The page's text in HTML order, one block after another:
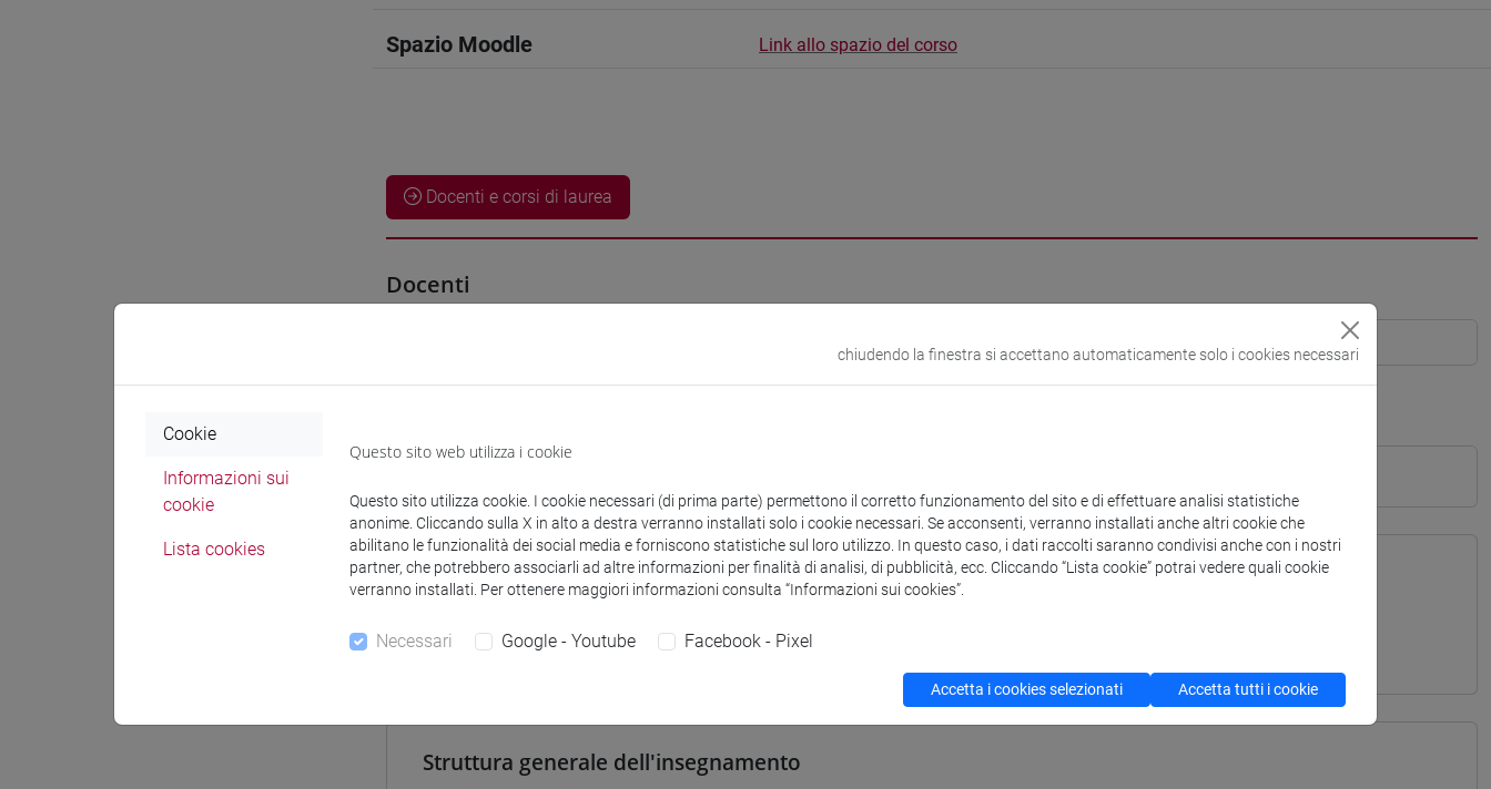
Spazio Moodle Link allo spazio del corso
Docenti e corsi di laurea
Docenti
Corsi di studio e percorsi
percorso comune
Struttura generale dell'insegnamento
chiudendo la finestra si accettano automaticamente solo i cookies necessari
Cookie
Informazioni sui
cookie
Lista cookies
Questo sito web utilizza i cookie
Questo sito utilizza cookie. I cookie necessari (di prima parte) permettono il corretto funzionamento del sito e di effettuare analisi statistiche
anonime. Cliccando sulla X in alto a destra verranno installati solo i cookie necessari. Se acconsenti, verranno installati anche altri cookie che
abilitano le funzionalità dei social media e forniscono statistiche sul loro utilizzo. In questo caso, i dati raccolti saranno condivisi anche con i nostri
partner, che potrebbero associarli ad altre informazioni per finalità di analisi, di pubblicità, ecc. Cliccando “Lista cookie” potrai vedere quali cookie
verranno installati. Per ottenere maggiori informazioni consulta “Informazioni sui cookies”.
Necessari Google - Youtube Facebook - Pixel
Accetta i cookies selezionati Accetta tutti i cookie